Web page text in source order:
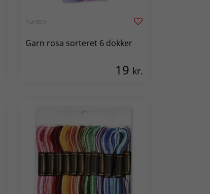
PLAYBOX
Garn rosa sorteret 6 dokker
19 kr.